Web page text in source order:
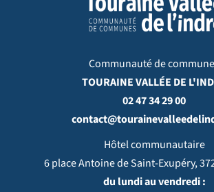
Communauté de
TOURAINE VALLÉE DE
02 47 34 29 00
Hôtel communautaire
6 place Antoine de Saint-Exupéry,
du lundi au vendredi :